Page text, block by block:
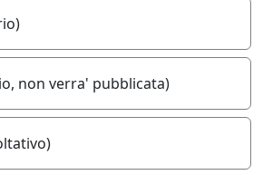
non verra' pubblicata)